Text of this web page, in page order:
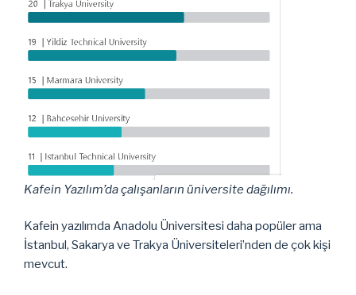
Kafein Yazılım’da çalışanların üniversite dağılımı.
Kafein yazılımda Anadolu Üniversitesi daha popüler ama
İstanbul, Sakarya ve Trakya Üniversiteleri’nden de çok kişi
mevcut.